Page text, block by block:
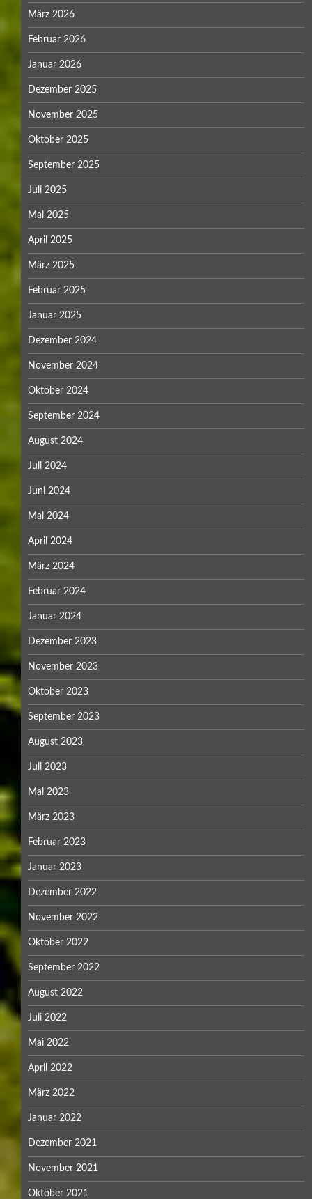
März 2026
Februar 2026
Januar 2026
Dezember 2025
November 2025
Oktober 2025
September 2025
Juli 2025
Mai 2025
April 2025
März 2025
Februar 2025
Januar 2025
Dezember 2024
November 2024
Oktober 2024
September 2024
August 2024
Juli 2024
Juni 2024
Mai 2024
April 2024
März 2024
Februar 2024
Januar 2024
Dezember 2023
November 2023
Oktober 2023
September 2023
August 2023
Juli 2023
Mai 2023
März 2023
Februar 2023
Januar 2023
Dezember 2022
November 2022
Oktober 2022
September 2022
August 2022
Juli 2022
Mai 2022
April 2022
März 2022
Januar 2022
Dezember 2021
November 2021
Oktober 2021